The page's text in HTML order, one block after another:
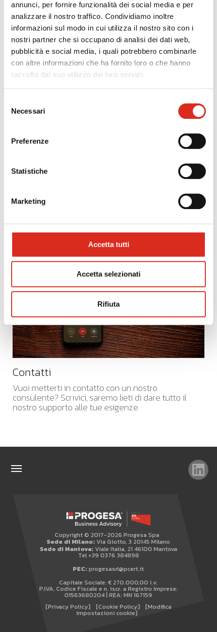
annunci, per fornire funzionalità dei social media e per
analizzare il nostro traffico. Condividiamo inoltre
informazioni sul modo in cui utilizza il nostro sito con i
nostri partner che si occupano di analisi dei dati web,
pubblicità e social media, i quali potrebbero combinarle
con altre informazioni che ha fornito loro o che hanno
raccolto dal suo utilizzo dei loro servizi.
delNecessari
Preferenze
Statistiche
Marketing
Accetta tutti
Accetta selezionati
Rifiuta
precedente:al via le domande per il credito di imposta
sponsorizzazioni sportive
successivo:dl milleproroghe: slitta al 31/12 il termine per la
consegna di beni strumentali 4.0 prenotati nel 2021
highlights
News Qlik®
Contatti
Vuoi metterti in contatto con un nostro
consulente? Scrivici, saremo lieti di dare tutto il
nostro supporto alle tue esigenze.
AREA RISERVATA
WHISTLEBLOWING
Copyright © 2017-2026 Progesa Spa
Sede di Milano:Via Giotto, 3 20145 Milano
Sede di Mantova:Viale Italia, 21 46100 Mantova
Tel +39 0376 384898
PEC:progesasrl@pcert.it
Capitale Sociale: € 270.000,00 i.v.
P.IVA, Codice Fiscale e n. iscr. a Registro Imprese:
01563680204 | REA: MN 167159
[Privacy Policy]
[Cookie Policy] [Modifica
impostazioni cookie]